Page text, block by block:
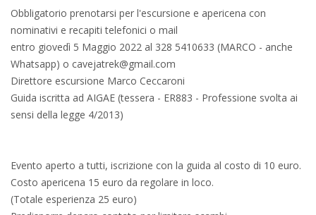
Obbligatorio prenotarsi per l'escursione e apericena con
nominativi e recapiti telefonici o mail
entro giovedì 5 Maggio 2022 al 328 5410633 (MARCO - anche
Whatsapp) o cavejatrek@gmail.com
Direttore escursione Marco Ceccaroni
Guida iscritta ad AIGAE (tessera - ER883 - Professione svolta ai
sensi della legge 4/2013)
Evento aperto a tutti, iscrizione con la guida al costo di 10 euro.
Costo apericena 15 euro da regolare in loco.
(Totale esperienza 25 euro)